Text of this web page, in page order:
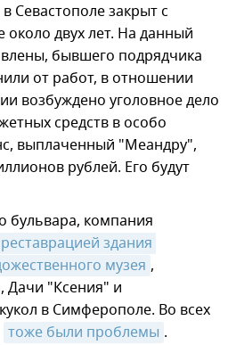
Севастополе закрыт с
около двух лет. На данный
бывшего подрядчика
от работ, в отношении
возбуждено уголовное дело
средств в особо
выплаченный "Меандру",
рублей. Его будут
бульвара, компания
реставрацией здания
музея ,
Дачи "Ксения" и
в Симферополе. Во всех
тоже были проблемы .